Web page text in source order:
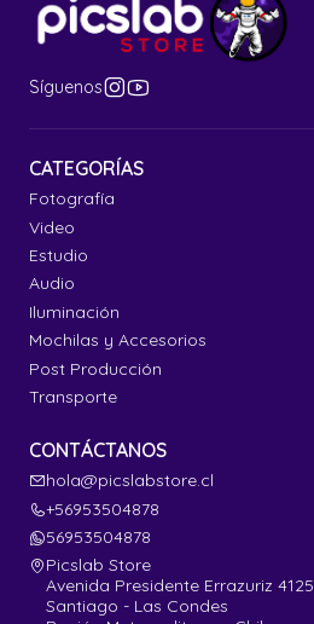
Síguenos
CATEGORÍAS
Fotografía
Video
Estudio
Audio
Iluminación
Mochilas y Accesorios
Post Producción
Transporte
CONTÁCTANOS
hola@picslabstore.cl
+56953504878
56953504878
Picslab Store
Avenida Presidente Errazuriz 4125
Santiago - Las Condes